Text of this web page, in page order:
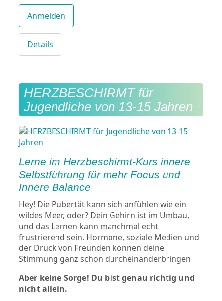
Anmelden
Details
HERZBESCHIRMT für
Jugendliche von 13-15 Jahren
Lerne im Herzbeschirmt-Kurs innere
Selbstführung für mehr Focus und
Innere Balance
Hey! Die Pubertät kann sich anfühlen wie ein
wildes Meer, oder? Dein Gehirn ist im Umbau,
und das Lernen kann manchmal echt
frustrierend sein. Hormone, soziale Medien und
der Druck von Freunden können deine
Stimmung ganz schön durcheinanderbringen
Aber keine Sorge! Du bist genau richtig und
nicht allein.